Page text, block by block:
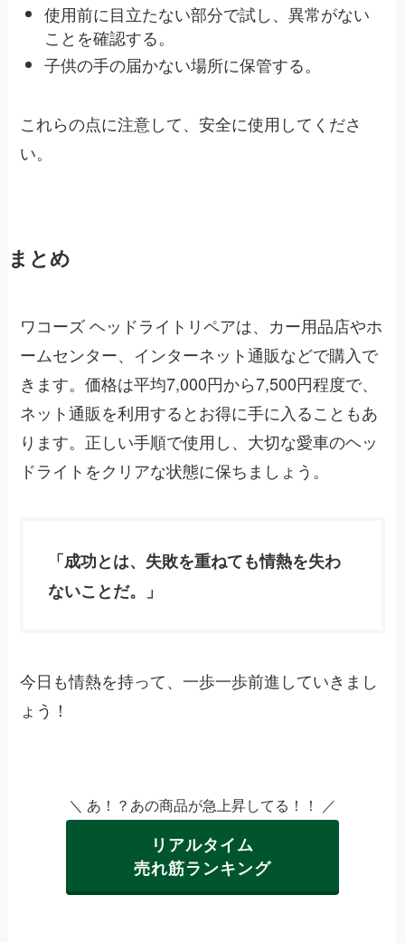
使用前に目立たない部分で試し、異常がない
ことを確認する。
子供の手の届かない場所に保管する。
これらの点に注意して、安全に使用してくださ
い。
まとめ
ワコーズ ヘッドライトリペアは、カー用品店やホ
ームセンター、インターネット通販などで購入で
きます。価格は平均7,000円から7,500円程度で、
ネット通販を利用するとお得に手に入ることもあ
ります。正しい手順で使用し、大切な愛車のヘッ
ドライトをクリアな状態に保ちましょう。
「成功とは、失敗を重ねても情熱を失わ
ないことだ。」
今日も情熱を持って、一歩一歩前進していきまし
ょう！
＼ あ！？あの商品が急上昇してる！！ ／
リアルタイム
売れ筋ランキング